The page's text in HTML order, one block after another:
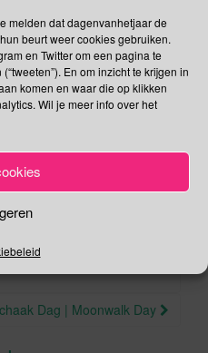
melden dat dagenvanhetjaar de
beurt weer cookies gebruiken.
en Twitter om een pagina te
En om inzicht te krijgen in
komen en waar die op klikken
Wil je meer info over het
, Nijmeegse Vierdaagse
Mandela dag |
Dag | Moonwalk Day